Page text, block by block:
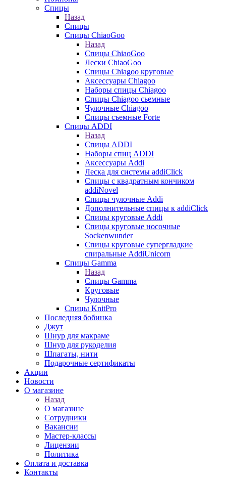
Спицы
Назад
Спицы
Спицы ChiaoGoo
Назад
Спицы ChiaoGoo
Лески ChiaoGoo
Cпицы Сhiagoo круговые
Аксессуары Chiagoo
Наборы спицы Chiagoo
Спицы Chiagoo сьемные
Чулочные Chiagoo
Спицы съемные Forte
Спицы ADDI
Назад
Спицы ADDI
Наборы спиц ADDI
Аксессуары Addi
Леска для системы addiClick
Спицы с квадратным кончиком
addiNovel
Спицы чулочные Addi
Дополнительные спицы к addiClick
Спицы круговые Addi
Спицы круговые носочные
Sockenwunder
Спицы круговые супергладкие
спиральные AddiUnicorn
Спицы Gamma
Назад
Спицы Gamma
Круговые
Чулочные
Спицы KnitPro
Последняя бобинка
Джут
Шнур для макраме
Шнур для рукоделия
Шпагаты, нити
Подарочные сертификаты
Акции
Новости
О магазине
Назад
О магазине
Сотрудники
Вакансии
Мастер-классы
Лицензии
Политика
Оплата и доставка
Контакты